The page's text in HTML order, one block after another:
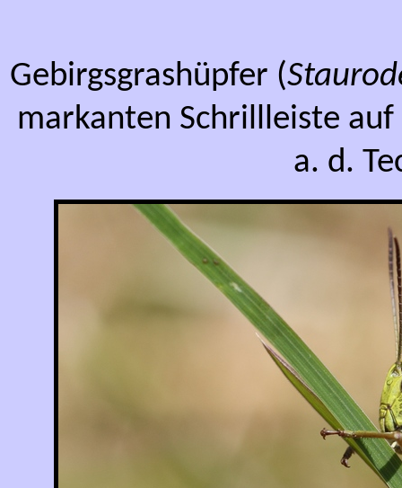
Gebirgsgrashüpfer (
markanten Schrillleiste
a. d.